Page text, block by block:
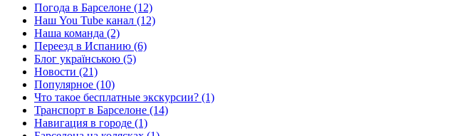
Погода в Барселоне (12)
Наш You Tube канал (12)
Наша команда (2)
Переезд в Испанию (6)
Блог українською (5)
Новости (21)
Популярное (10)
Что такое бесплатные экскурсии? (1)
Транспорт в Барселоне (14)
Навигация в городе (1)